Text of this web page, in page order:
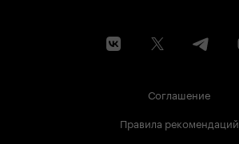
Соглашение
Правила рекомендаций